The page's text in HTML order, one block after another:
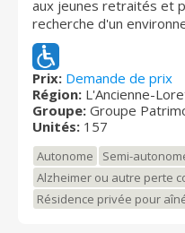
aux jeunes retraités et
recherche d'un
de vie propose un
exigences des retraités
profiter enfin de chaque
RENDEZ-VOUS!
Prix: Demande de prix
Région: L'Ancienne-
Groupe: Groupe
Unités: 157
Autonome Semi-
Alzheimer ou autre perte
Résidence privée pour